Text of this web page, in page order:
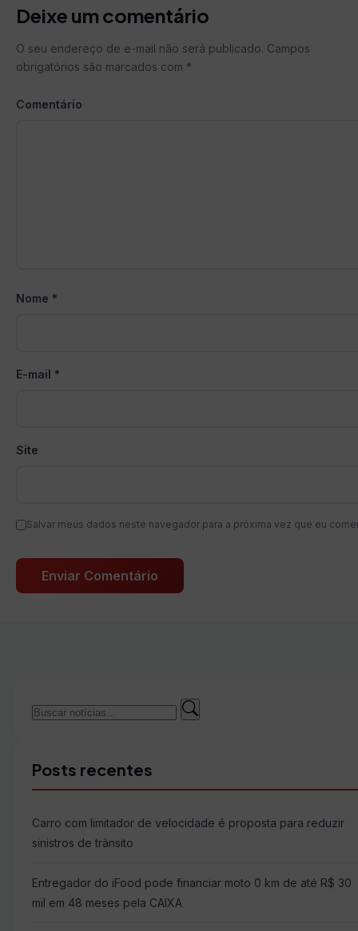
Deixe um comentário
O seu endereço de e-mail não será publicado. Campos
obrigatórios são marcados com *
Comentário
Nome *
E-mail *
Site
Salvar meus dados neste navegador para a próxima vez que eu
Buscar
Buscar
Posts recentes
Carro com limitador de velocidade é proposta para reduzir
sinistros de trânsito
Entregador do iFood pode financiar moto 0 km de até R$ 30
mil em 48 meses pela CAIXA